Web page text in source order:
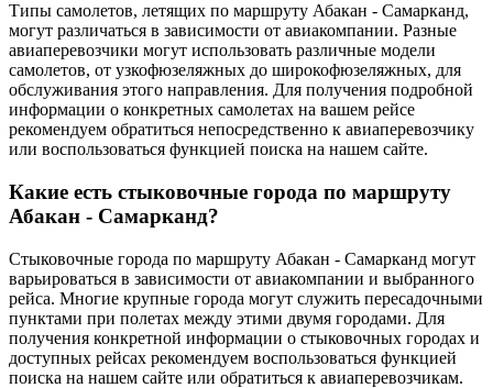
Типы самолетов, летящих по маршруту Абакан - Самарканд,
могут различаться в зависимости от авиакомпании. Разные
авиаперевозчики могут использовать различные модели
самолетов, от узкофюзеляжных до широкофюзеляжных, для
обслуживания этого направления. Для получения подробной
информации о конкретных самолетах на вашем рейсе
рекомендуем обратиться непосредственно к авиаперевозчику
или воспользоваться функцией поиска на нашем сайте.
Какие есть стыковочные города по маршруту
Абакан - Самарканд?
Стыковочные города по маршруту Абакан - Самарканд могут
варьироваться в зависимости от авиакомпании и выбранного
рейса. Многие крупные города могут служить пересадочными
пунктами при полетах между этими двумя городами. Для
получения конкретной информации о стыковочных городах и
доступных рейсах рекомендуем воспользоваться функцией
поиска на нашем сайте или обратиться к авиаперевозчикам.